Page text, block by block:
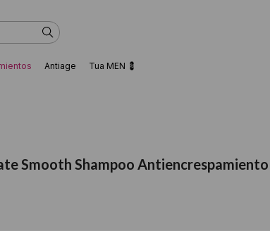
Antiage Tua MEN 💈
Smooth Shampoo Antiencrespamiento